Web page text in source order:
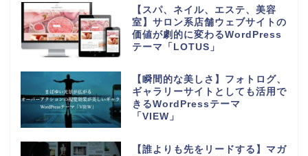
【スパ、ネイル、エステ、美容
室】サロン系店舗ウェブサイトの
価値が劇的に変わるWordPress
テーマ「LOTUS」
【瞬間的な美しさ】フォトログ、
ギャラリーサイトとしても活用で
きるWordPressテーマ
「VIEW」
【誰よりも先をリードする】マガ